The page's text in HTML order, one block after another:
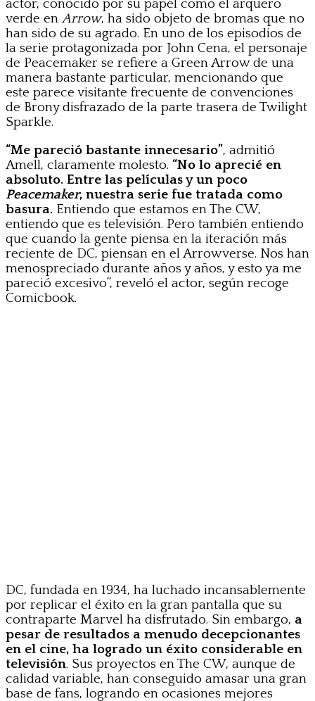
actor, conocido por su papel como el arquero
verde enArrow, ha sido objeto de bromas que no
han sido de su agrado. En uno de los episodios de
la serie protagonizada por John Cena, el personaje
de Peacemaker se refiere a Green Arrow de una
manera bastante particular, mencionando que
este parece visitante frecuente de convenciones
de Brony disfrazado de la parte trasera de Twilight
Sparkle.
“Me pareció bastante innecesario”, admitió
Amell, claramente molesto. “No lo aprecié en
absoluto. Entre las películas y un poco
Peacemaker, nuestra serie fue tratada como
basura. Entiendo que estamos en The CW,
entiendo que es televisión. Pero también entiendo
que cuando la gente piensa en la iteración más
reciente de DC, piensan en el Arrowverse. Nos han
menospreciado durante años y años, y esto ya me
pareció excesivo”, reveló el actor, según recoge
Comicbook.
DC, fundada en 1934, ha luchado incansablemente
por replicar el éxito en la gran pantalla que su
contraparte Marvel ha disfrutado. Sin embargo, a
pesar de resultados a menudo decepcionantes
en el cine, ha logrado un éxito considerable en
televisión. Sus proyectos en The CW, aunque de
calidad variable, han conseguido amasar una gran
base de fans, logrando en ocasiones mejores